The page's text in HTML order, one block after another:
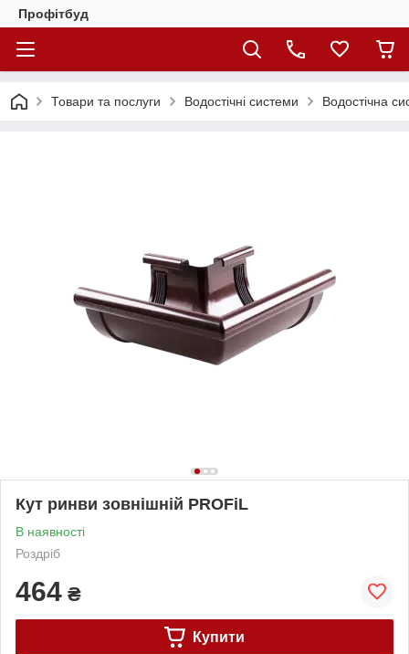
Профітбуд
Товари та послуги Водостічні системи Водостічна
Кут ринви зовнішній PROFiL
В наявності
Роздріб
464 ₴
Купити